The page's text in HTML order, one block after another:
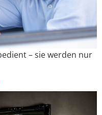
– sie werden nur